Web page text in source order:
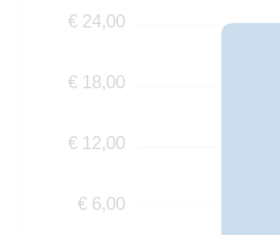
€ 24,00
€ 18,00
€ 12,00
€ 6,00